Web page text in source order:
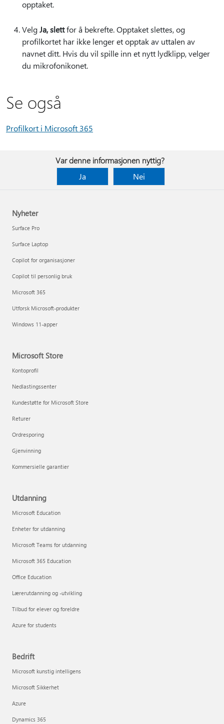
opptaket.
VelgJa, slettfor å bekrefte. Opptaket slettes, og
profilkortet har ikke lenger et opptak av uttalen av
navnet ditt. Hvis du vil spille inn et nytt lydklipp, velger
du mikrofonikonet.
Se også
Profilkort i Microsoft 365
Var denne informasjonen nyttig?
Ja
Nei
Nyheter
Surface Pro
Surface Laptop
Copilot for organisasjoner
Copilot til personlig bruk
Microsoft 365
Utforsk Microsoft-produkter
Windows 11-apper
Microsoft Store
Kontoprofil
Nedlastingssenter
Kundestøtte for Microsoft Store
Returer
Ordresporing
Gjenvinning
Kommersielle garantier
Utdanning
Microsoft Education
Enheter for utdanning
Microsoft Teams for utdanning
Microsoft 365 Education
Office Education
Lærerutdanning og -utvikling
Tilbud for elever og foreldre
Azure for students
Bedrift
Microsoft kunstig intelligens
Microsoft Sikkerhet
Azure
Dynamics 365